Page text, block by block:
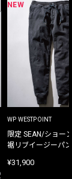
NEW
WP WESTPOINT
限定 SEAN/ショー
裾リブイージーパ
¥31,900